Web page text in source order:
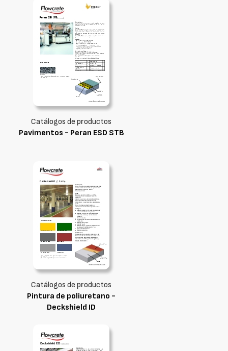
Catálogos de productos
Pavimentos - Peran ESD STB
Catálogos de productos
Pintura de poliuretano -
Deckshield ID